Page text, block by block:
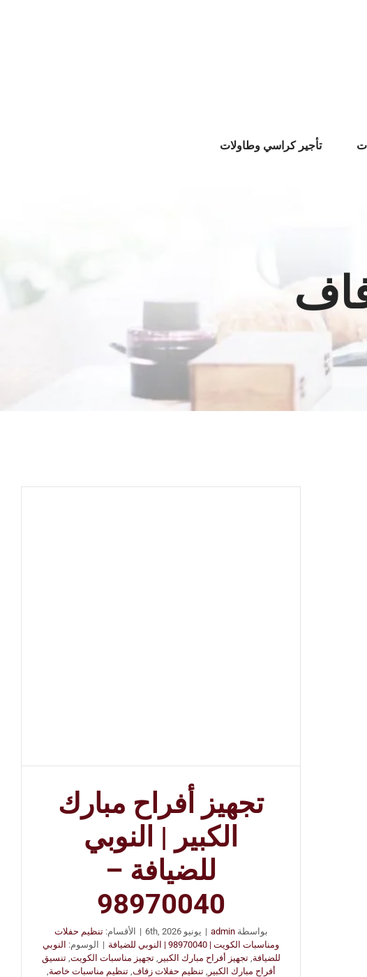
تأجير كراسي وطاولات
تجهيز أفراح مبارك
الكبير | النوبي
للضيافة –
98970040
بواسطةadmin
| يونيو 6th, 2026 | الأقسام:تنظيم حفلات
ومناسبات الكويت | 98970040 | النوبي للضيافة
| الوسوم: النوبي
للضيافة ,تجهيز أفراح مبارك الكبير ,تجهيز مناسبات الكويت ,تنسيق
أفراح مبارك الكبير
,تنظيم حفلات زفاف ,تنظيم مناسبات خاصة